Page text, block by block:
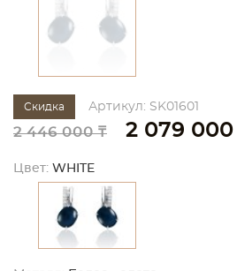
Скидка Артикул: SK01601
2 446 000 ₸ 2 079 000
Цвет: WHITE